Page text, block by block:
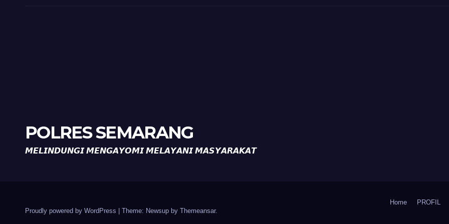
POLRES SEMARANG
𝙈𝙀𝙇𝙄𝙉𝘿𝙐𝙉𝙂𝙄 𝙈𝙀𝙉𝙂𝘼𝙔𝙊𝙈𝙄 𝙈𝙀𝙇𝘼𝙔𝘼𝙉𝙄 𝙈𝘼𝙎𝙔𝘼𝙍𝘼𝙆𝘼𝙏
Proudly powered by WordPress Theme: Newsup by Themeansar.
Home PROFIL